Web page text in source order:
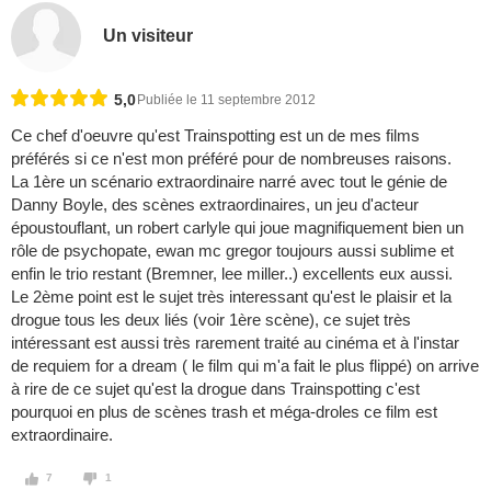
Un visiteur
5,0 Publiée le 11 septembre 2012
Ce chef d'oeuvre qu'est Trainspotting est un de mes films
préférés si ce n'est mon préféré pour de nombreuses raisons.
La 1ère un scénario extraordinaire narré avec tout le génie de
Danny Boyle, des scènes extraordinaires, un jeu d'acteur
époustouflant, un robert carlyle qui joue magnifiquement bien un
rôle de psychopate, ewan mc gregor toujours aussi sublime et
enfin le trio restant (Bremner, lee miller..) excellents eux aussi.
Le 2ème point est le sujet très interessant qu'est le plaisir et la
drogue tous les deux liés (voir 1ère scène), ce sujet très
intéressant est aussi très rarement traité au cinéma et à l'instar
de requiem for a dream ( le film qui m'a fait le plus flippé) on arrive
à rire de ce sujet qu'est la drogue dans Trainspotting c'est
pourquoi en plus de scènes trash et méga-droles ce film est
extraordinaire.
7 1